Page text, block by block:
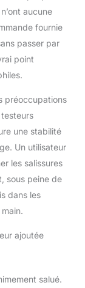
vitres
et
corde
】 le
deux
de 30
profond
aucune
fournie
passer par
point
préoccupations
une stabilité
Un utilisateur
les salissures
sous peine de
dans les
ajoutée
salué.